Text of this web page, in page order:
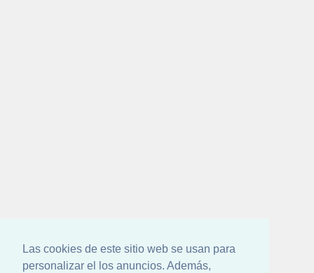
Las cookies de este sitio web se usan para
personalizar el los anuncios. Además,